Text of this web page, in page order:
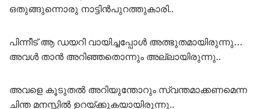
ഒതുങ്ങുന്നൊരു നാട്ടിൻപുറത്തുകാരി..
പിന്നീട് ആ ഡയറി വായിച്ചപ്പോൾ അത്ഭുതമായിരുന്നു…
അവൾ താൻ അറിഞ്ഞതൊന്നും അല്ലായിരുന്നു..
അവളെ കൂടുതൽ അറിയുന്തോറും സ്വന്തമാക്കണമെന്ന
ചിന്ത മനസ്സിൽ ഉറയ്ക്കുകയായിരുന്നു..